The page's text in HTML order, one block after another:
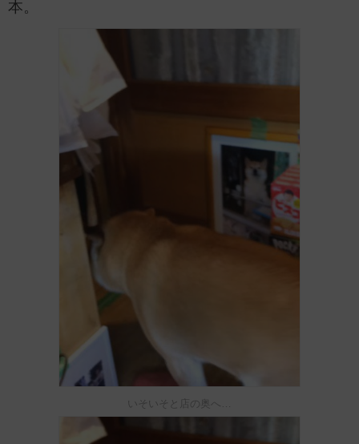
本。
いそいそと店の奥へ…